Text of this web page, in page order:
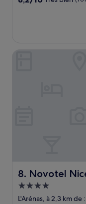
8. Novotel
Novotel Nice
Hébergement
4.0 étoiles
L'Arénas, à 2,3 km de